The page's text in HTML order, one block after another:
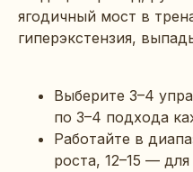
ягодичный мост в
гиперэкстензия,
Выберите 3–4
по 3–4 подхода
Работайте в
роста, 12–15 — для